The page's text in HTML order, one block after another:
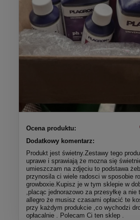
Ocena produktu:
Dodatkowy komentarz:
Produkt jest świetny.Zestawy tego
uprawe i sprawiają że mozna się
umieszczam na zdjęciu to podstawa
przynosila ci wiele radosci w sposobie
growboxie.Kupisz je w tym sklepie w
,placąc jednorazowo za przesyłkę a nie
allegro że musisz czasami opłacić te
przy każdym produkcie ,co wychodzi
opłacalnie . Polecam Ci ten sklep .